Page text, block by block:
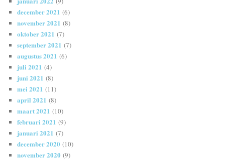
december 2021 (6)
november 2021 (8)
oktober 2021 (7)
september 2021 (7)
augustus 2021 (6)
juli 2021 (4)
juni 2021 (8)
mei 2021 (11)
april 2021 (8)
maart 2021 (10)
februari 2021 (9)
januari 2021 (7)
december 2020 (10)
november 2020 (9)